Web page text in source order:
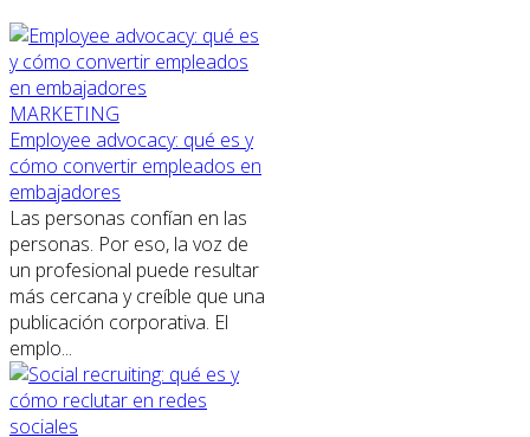
MARKETING
Employee advocacy: qué es y
cómo convertir empleados en
embajadores
Las personas confían en las
personas. Por eso, la voz de
un profesional puede resultar
más cercana y creíble que una
publicación corporativa. El
emplo...